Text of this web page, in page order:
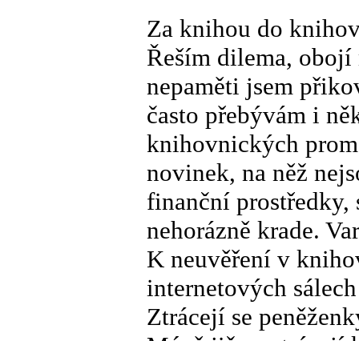
Za knihou do
Řeším dilema,
nepaměti jsem
často přebývám i
knihovnických
novinek, na něž
finanční prostředky,
nehorázně krade.
K neuvěření v
internetových
Ztrácejí se